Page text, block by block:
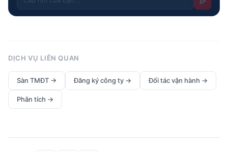
DỊCH VỤ LIÊN QUAN
Sàn TMĐT → Đăng ký công ty → Đối tác vận hành →
Phân tích →